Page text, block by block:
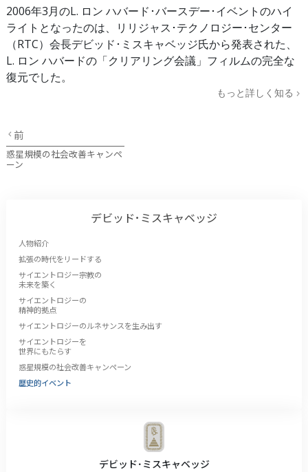
2006年3月のL. ロン ハバード･バースデー･イベントのハイ
ライトとなったのは、リリジャス･テクノロジー･センター
（RTC）会長デビッド･ミスキャベッジ氏から発表された、
L. ロン ハバードの「クリアリング会議」フィルムの完全な
復元でした。
もっと詳しく知る
前
惑星規模の社会改善キャンペ
ーン
デビッド･ミスキャベッジ
人物紹介
拡張の時代をリードする
サイエントロジー宗教の
未来を築く
サイエントロジーの
精神的拠点
サイエントロジーのルネサンスを生み出す
サイエントロジーを
世界にもたらす
惑星規模の社会改善キャンペーン
歴史的イベント
デビッド･ミスキャベッジ